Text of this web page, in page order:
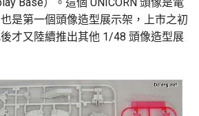
是第一個頭像造型展示架，上市之初
才又陸續推出其他 1/48 頭像造型展